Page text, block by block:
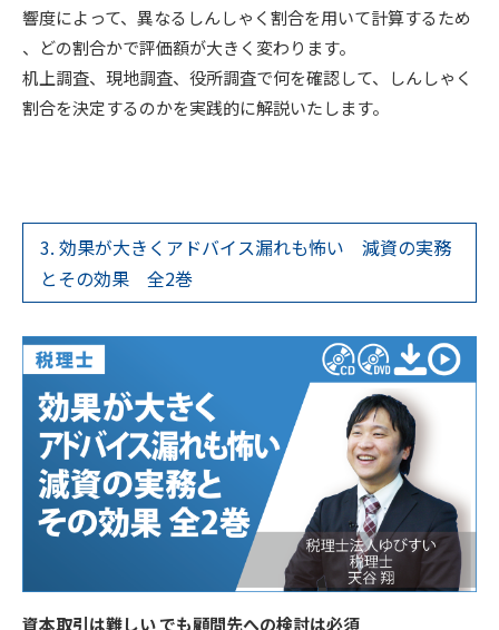
響度によって、異なるしんしゃく割合を用いて計算するため
、どの割合かで評価額が大きく変わります。
机上調査、現地調査、役所調査で何を確認して、しんしゃく
割合を決定するのかを実践的に解説いたします。
3. 効果が大きくアドバイス漏れも怖い 減資の実務
とその効果 全2巻
資本取引は難しい でも顧問先への検討は必須